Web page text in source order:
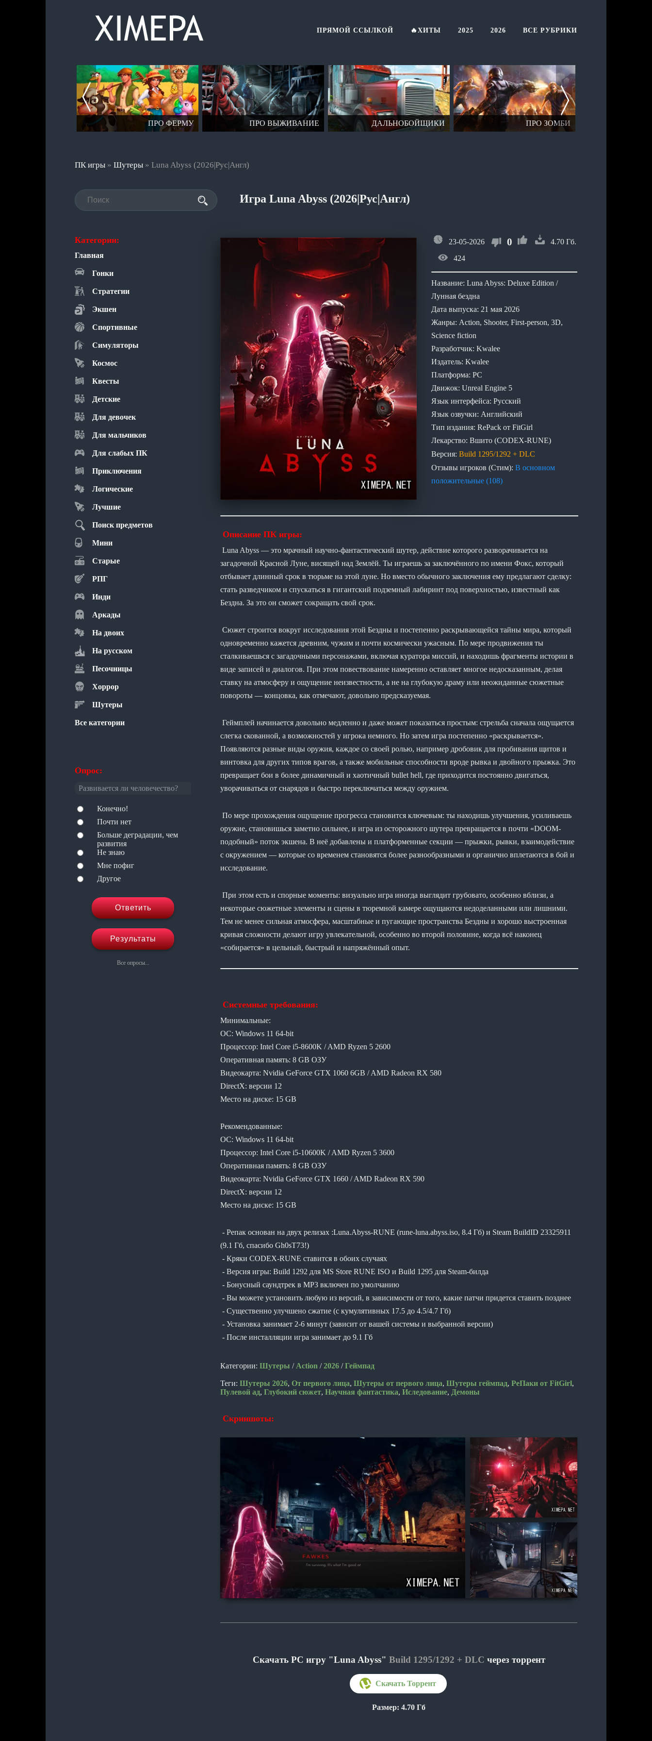
ПРО ВЫЖИВАНИЕ ДАЛЬНОБОЙЩИКИ ПРО ЗОМБИ ОТКРЫТЫЙ МИР
ПК игры » Шутеры » Luna Abyss (2026|Рус|Англ)
Категории:
ПРЯМОЙ ССЫЛКОЙ 🔥ХИТЫ 2025 2026 ВСЕ РУБРИКИ
Главная
Гонки
Стратегии
Экшен
Спортивные
Симуляторы
Космос
Квесты
Детские
Для девочек
Для мальчиков
Для слабых ПК
Приключения
Логические
Лучшие
Поиск предметов
Мини
Старые
РПГ
Инди
Аркады
На двоих
На русском
Песочницы
Хоррор
Шутеры
Все категории
Опрос:
Развивается ли человечество?
Конечно!
Почти нет
Больше деградации, чем
развития
Не знаю
Мне пофиг
Другое
Ответить
Результаты
Все опросы...
Игра Luna Abyss (2026|Рус|Англ)
23-05-2026 0
4.70 Гб.
424
Название: Luna Abyss: Deluxe Edition /
Лунная бездна
Дата выпуска: 21 мая 2026
Жанры: Action, Shooter, First-person, 3D,
Science fiction
Разработчик: Kwalee
Издатель: Kwalee
Платформа: PC
Движок: Unreal Engine 5
Язык интерфейса: Русский
Язык озвучки: Английский
Тип издания: RePack от FitGirl
Лекарство: Вшито (CODEX-RUNE)
Версия: Build 1295/1292 + DLC
Отзывы игроков (Стим): В основном
положительные (108)
Описание ПК игры:
Luna Abyss — это мрачный научно-фантастический шутер, действие которого разворачивается на
загадочной Красной Луне, висящей над Землёй. Ты играешь за заключённого по имени Фокс, который
отбывает длинный срок в тюрьме на этой луне. Но вместо обычного заключения ему предлагают сделку:
стать разведчиком и спускаться в гигантский подземный лабиринт под поверхностью, известный как
Бездна. За это он сможет сокращать свой срок.
Сюжет строится вокруг исследования этой Бездны и постепенно раскрывающейся тайны мира, который
одновременно кажется древним, чужим и почти космически ужасным. По мере продвижения ты
сталкиваешься с загадочными персонажами, включая куратора миссий, и находишь фрагменты истории в
виде записей и диалогов. При этом повествование намеренно оставляет многое недосказанным, делая
ставку на атмосферу и ощущение неизвестности, а не на глубокую драму или неожиданные сюжетные
повороты — концовка, как отмечают, довольно предсказуемая.
Геймплей начинается довольно медленно и даже может показаться простым: стрельба сначала ощущается
слегка скованной, а возможностей у игрока немного. Но затем игра постепенно «раскрывается».
Появляются разные виды оружия, каждое со своей ролью, например дробовик для пробивания щитов и
винтовка для других типов врагов, а также мобильные способности вроде рывка и двойного прыжка. Это
превращает бои в более динамичный и хаотичный bullet hell, где приходится постоянно двигаться,
уворачиваться от снарядов и быстро переключаться между оружием.
По мере прохождения ощущение прогресса становится ключевым: ты находишь улучшения, усиливаешь
оружие, становишься заметно сильнее, и игра из осторожного шутера превращается в почти «DOOM-
подобный» поток экшена. В неё добавлены и платформенные секции — прыжки, рывки, взаимодействие
с окружением — которые со временем становятся более разнообразными и органично вплетаются в бой и
исследование.
При этом есть и спорные моменты: визуально игра иногда выглядит грубовато, особенно вблизи, а
некоторые сюжетные элементы и сцены в тюремной камере ощущаются недоделанными или лишними.
Тем не менее сильная атмосфера, масштабные и пугающие пространства Бездны и хорошо выстроенная
кривая сложности делают игру увлекательной, особенно во второй половине, когда всё наконец
«собирается» в цельный, быстрый и напряжённый опыт.
Системные требования:
Минимальные:
ОС: Windows 11 64-bit
Процессор: Intel Core i5-8600K / AMD Ryzen 5 2600
Оперативная память: 8 GB ОЗУ
Видеокарта: Nvidia GeForce GTX 1060 6GB / AMD Radeon RX 580
DirectX: версии 12
Место на диске: 15 GB
Рекомендованные:
ОС: Windows 11 64-bit
Процессор: Intel Core i5-10600K / AMD Ryzen 5 3600
Оперативная память: 8 GB ОЗУ
Видеокарта: Nvidia GeForce GTX 1660 / AMD Radeon RX 590
DirectX: версии 12
Место на диске: 15 GB
- Репак основан на двух релизах :Luna.Abyss-RUNE (rune-luna.abyss.iso, 8.4 Гб) и Steam BuildID 23325911
(9.1 Гб, спасибо Gh0sT73!)
- Кряки CODEX-RUNE ставится в обоих случаях
- Версия игры: Build 1292 для MS Store RUNE ISO и Build 1295 для Steam-билда
- Бонусный саундтрек в MP3 включен по умолчанию
- Вы можете установить любую из версий, в зависимости от того, какие патчи придется ставить позднее
- Существенно улучшено сжатие (с кумулятивных 17.5 до 4.5/4.7 Гб)
- Установка занимает 2-6 минут (зависит от вашей системы и выбранной версии)
- После инсталляции игра занимает до 9.1 Гб
Категории: Шутеры / Action /2026 /Геймпад
Теги: Шутеры 2026, От первого лица, Шутеры от первого лица, Шутеры геймпад, РеПаки от FitGirl,
Пулевой ад, Глубокий сюжет, Научная фантастика, Иследование, Демоны
Скриншоты:
Скачать PC игру "Luna Abyss" Build 1295/1292 + DLC через торрент
Размер: 4.70 Гб